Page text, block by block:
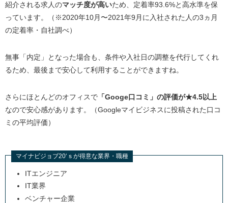
紹介される求人のマッチ度が高いため、定着率93.6%と高水準を保
っています。（※2020年10月〜2021年9月に入社された人の3ヵ月
の定着率・自社調べ）
無事「内定」となった場合も、条件や入社日の調整を代行してくれ
るため、最後まで安心して利用することができますね。
さらにほとんどのオフィスで「Googe口コミ」の評価が★4.5以上
なので安心感があります。（Googleマイビジネスに投稿された口コ
ミの平均評価）
マイナビジョブ20‘ｓが得意な業界・職種
ITエンジニア
IT業界
ベンチャー企業